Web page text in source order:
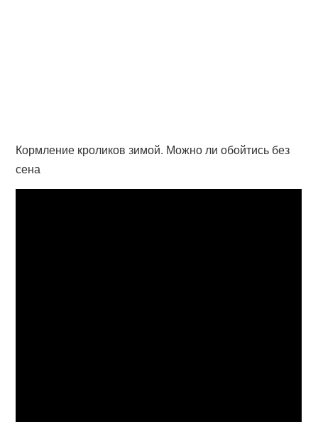
Кормление кроликов зимой. Можно ли обойтись без
сена